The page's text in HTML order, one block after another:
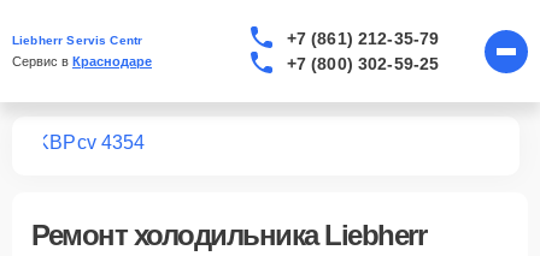
Liebherr Servis Centr
Сервис в Краснодаре
+7 (861) 212-35-79
+7 (800) 302-59-25
KBPcv 4354
Ремонтхолодильника Liebherr